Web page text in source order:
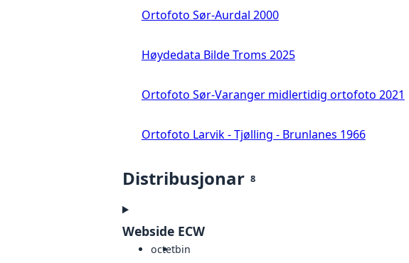
Ortofoto Sør-Aurdal 2000
Høydedata Bilde Troms 2025
Ortofoto Sør-Varanger midlertidig ortofoto 2021
Ortofoto Larvik - Tjølling - Brunlanes 1966
Distribusjonar 8
Webside ECW
octetbin